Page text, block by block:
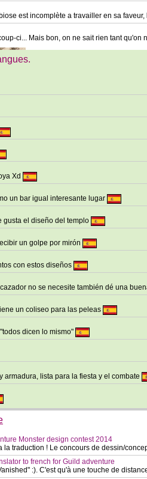
est incomplète a travailler en sa faveur,
ci... Mais bon, on ne sait rien tant qu'on
Xd
un bar igual interesante lugar
gusta el diseño del templo
un golpe por mirón
con estos diseños
no se necesite también dé una
un coliseo para las peleas
dicen lo mismo"
armadura, lista para la fiesta y el combate
Monster design contest 2014
la traduction ! Le concours de dessin/
to french for Guild adventure
:). C'est qu'à une touche de